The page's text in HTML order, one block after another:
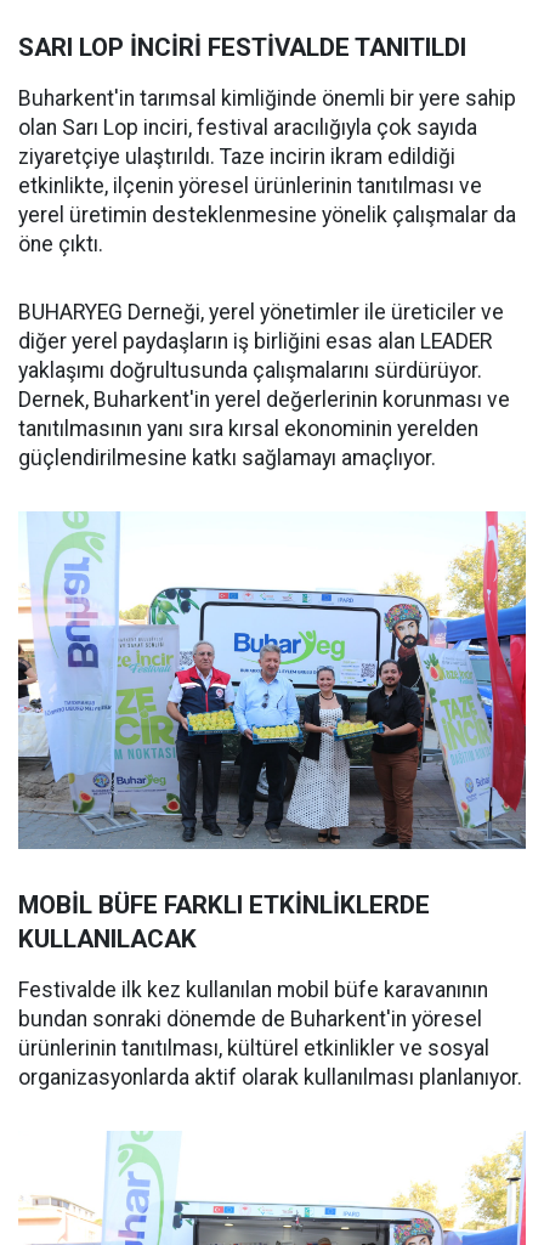
SARI LOP İNCİRİ FESTİVALDE TANITILDI
Buharkent'in tarımsal kimliğinde önemli bir yere sahip
olan Sarı Lop inciri, festival aracılığıyla çok sayıda
ziyaretçiye ulaştırıldı. Taze incirin ikram edildiği
etkinlikte, ilçenin yöresel ürünlerinin tanıtılması ve
yerel üretimin desteklenmesine yönelik çalışmalar da
öne çıktı.
BUHARYEG Derneği, yerel yönetimler ile üreticiler ve
diğer yerel paydaşların iş birliğini esas alan LEADER
yaklaşımı doğrultusunda çalışmalarını sürdürüyor.
Dernek, Buharkent'in yerel değerlerinin korunması ve
tanıtılmasının yanı sıra kırsal ekonominin yerelden
güçlendirilmesine katkı sağlamayı amaçlıyor.
MOBİL BÜFE FARKLI ETKİNLİKLERDE
KULLANILACAK
Festivalde ilk kez kullanılan mobil büfe karavanının
bundan sonraki dönemde de Buharkent'in yöresel
ürünlerinin tanıtılması, kültürel etkinlikler ve sosyal
organizasyonlarda aktif olarak kullanılması planlanıyor.